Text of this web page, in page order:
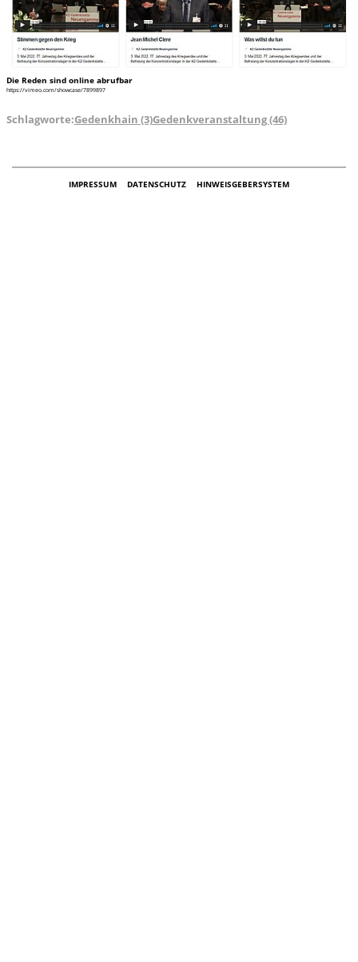
Die Reden sind online abrufbar
https://vimeo.com/showcase/7899897
Schlagworte:Gedenkhain (3)Gedenkveranstaltung (46)
IMPRESSUM DATENSCHUTZ HINWEISGEBERSYSTEM